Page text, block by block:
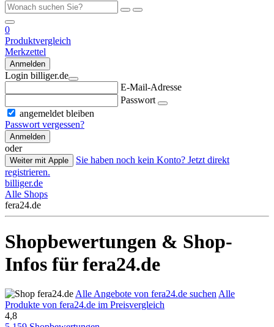
0
Produktvergleich
Merkzettel
Anmelden
Login billiger.de
E-Mail-Adresse
Passwort
angemeldet bleiben
Passwort vergessen?
Anmelden
oder
Weiter mit Apple
Sie haben noch kein Konto? Jetzt direkt
registrieren.
billiger.de
Alle Shops
fera24.de
Shopbewertungen & Shop-
Infos für fera24.de
Alle Angebote von fera24.de suchen Alle
Produkte von fera24.de im Preisvergleich
4,8